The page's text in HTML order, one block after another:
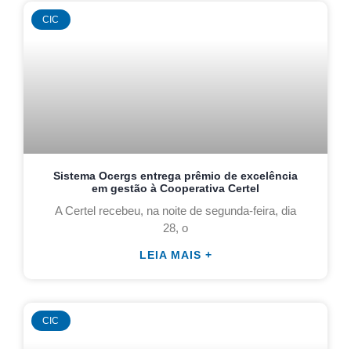
CIC
Sistema Ocergs entrega prêmio de excelência
em gestão à Cooperativa Certel
A Certel recebeu, na noite de segunda-feira, dia
28, o
LEIA MAIS +
CIC